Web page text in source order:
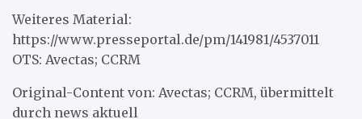
Weiteres Material:
https://www.presseportal.de/pm/141981/4537011
OTS: Avectas; CCRM
Original-Content von: Avectas; CCRM, übermittelt
durch news aktuell